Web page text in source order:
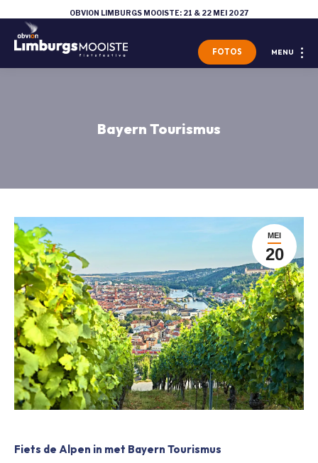
OBVION LIMBURGS MOOISTE: 21 & 22 MEI 2027
MENU
FOTOS
Bayern Tourismus
MEI
20
Fiets de Alpen in met Bayern Tourismus